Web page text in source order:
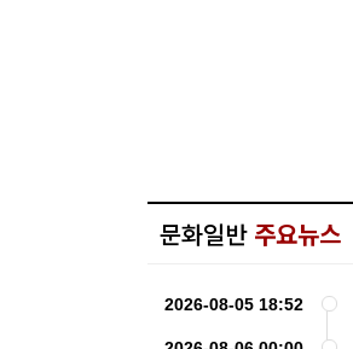
문화일반 주요뉴스
2026-08-05 18:52